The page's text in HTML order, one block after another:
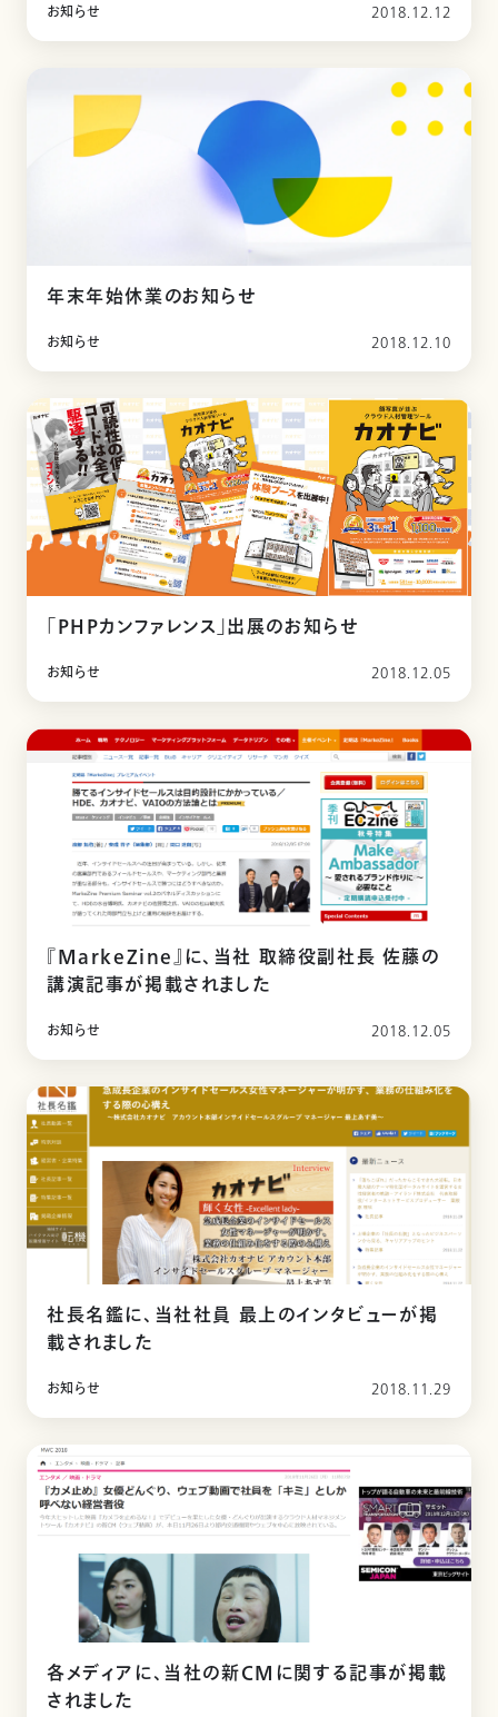
お知らせ 2018.12.12
年末年始休業のお知らせ
お知らせ 2018.12.10
「PHPカンファレンス」出展のお知らせ
お知らせ 2018.12.05
『MarkeZine』に、当社 取締役副社長 佐藤の
講演記事が掲載されました
お知らせ 2018.12.05
社長名鑑に、当社社員 最上のインタビューが掲
載されました
お知らせ 2018.11.29
各メディアに、当社の新CMに関する記事が掲載
されました